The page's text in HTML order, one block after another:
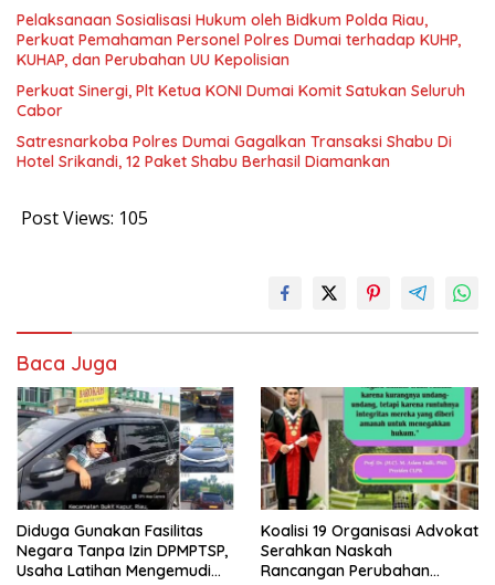
Pelaksanaan Sosialisasi Hukum oleh Bidkum Polda Riau,
Perkuat Pemahaman Personel Polres Dumai terhadap KUHP,
KUHAP, dan Perubahan UU Kepolisian
Perkuat Sinergi, Plt Ketua KONI Dumai Komit Satukan Seluruh
Cabor
Satresnarkoba Polres Dumai Gagalkan Transaksi Shabu Di
Hotel Srikandi, 12 Paket Shabu Berhasil Diamankan
Post Views: 105
Baca Juga
Diduga Gunakan Fasilitas
Negara Tanpa Izin DPMPTSP,
Usaha Latihan Mengemudi
Koalisi 19 Organisasi Advokat
Serahkan Naskah
Rancangan Perubahan